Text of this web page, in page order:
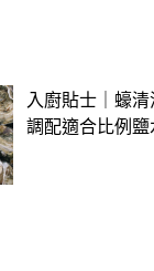
入廚貼士｜蠔
調配適合比例